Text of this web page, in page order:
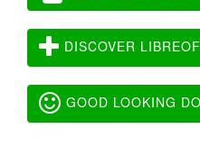
DISCOVER
GOOD LOOKING